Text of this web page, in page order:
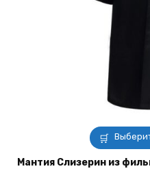
Мантия Слизерин из